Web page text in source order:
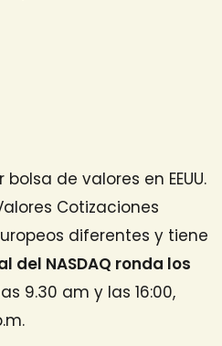
de valores en EEUU.
Cotizaciones
diferentes y tiene
NASDAQ ronda los
9.30 am y las 16:00,